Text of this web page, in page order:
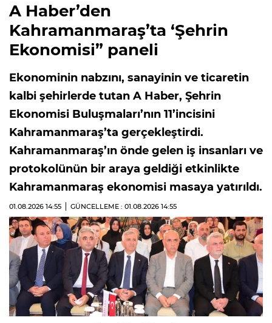
A Haber’den
Kahramanmaraş’ta ‘Şehrin
Ekonomisi” paneli
Ekonominin nabzını, sanayinin ve ticaretin
kalbi şehirlerde tutan A Haber, Şehrin
Ekonomisi Buluşmaları’nın 11’incisini
Kahramanmaraş’ta gerçekleştirdi.
Kahramanmaraş’ın önde gelen iş insanları ve
protokolünün bir araya geldiği etkinlikte
Kahramanmaraş ekonomisi masaya yatırıldı.
01.08.2026 14:55 GÜNCELLEME : 01.08.2026 14:55